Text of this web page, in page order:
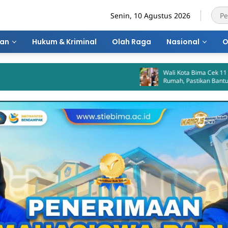
Senin, 10 Agustus 2026
Hukum & Kriminal Olah Raga Nasional
Wali Kota Bima Cek 11 Rumah
Rumah, Pastikan Bantuan Tepat